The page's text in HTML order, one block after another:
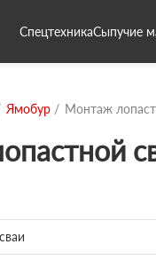
СпецтехникаСыпучие
Ямобур Монтаж